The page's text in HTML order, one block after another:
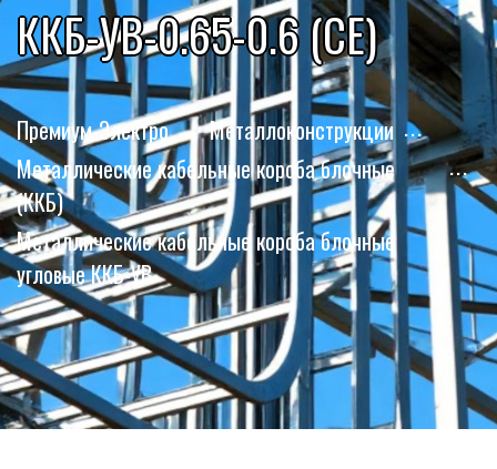
ККБ-УВ-0.65-0.6 (СЕ)
Премиум-Электро
Металлоконструкции
Металлические кабельные короба блочные
(ККБ)
Металлические кабельные короба блочные
угловые ККБ-УВ